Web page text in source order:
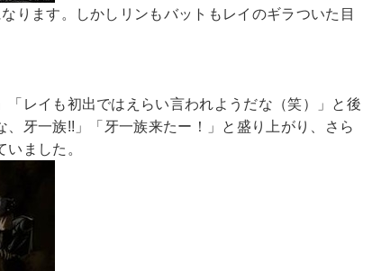
ります。しかしリンもバットもレイのギラついた目
レイも初出ではえらい言われようだな（笑）」と後
牙一族!!」「牙一族来たー！」と盛り上がり、さら
ました。